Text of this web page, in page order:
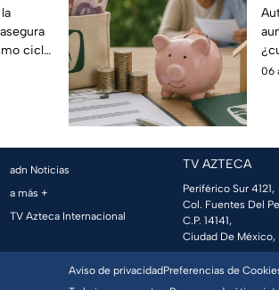
ciclo
06
adn Noticias
a más +
TV Azteca Internacional
TV AZTECA
Periférico Sur 4121,
Col. Fuentes Del
C.P. 14141,
Ciudad De México,
Aviso de privacidadPreferencias de